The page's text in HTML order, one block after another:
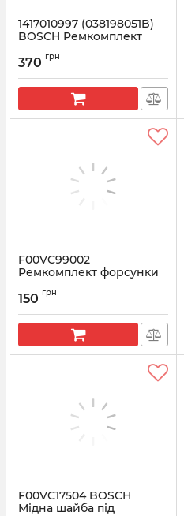
1417010997 (038198051B)
BOSCH Ремкомплект
Артикул:
370 грн
F00VC99002
Ремкомплект форсунки
Артикул:
150 грн
F00VC17504 BOSCH
Мідна шайба під